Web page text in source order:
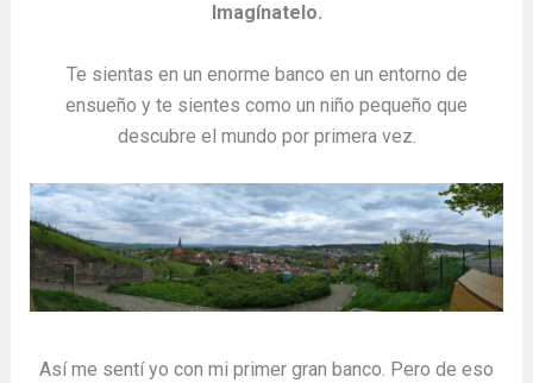
Imagínatelo.
Te sientas en un enorme banco en un entorno de
ensueño y te sientes como un niño pequeño que
descubre el mundo por primera vez.
Así me sentí yo con mi primer gran banco. Pero de eso